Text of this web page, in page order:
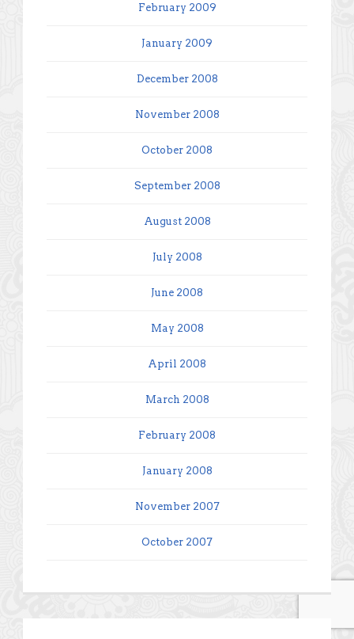
February 2009
January 2009
December 2008
November 2008
October 2008
September 2008
August 2008
July 2008
June 2008
May 2008
April 2008
March 2008
February 2008
January 2008
November 2007
October 2007